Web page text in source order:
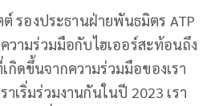
รองประธานฝ่ายพันธมิตร ATP
วามร่วมมือกับไฮเออร์สะท้อนถึง
ดขึ้นจากความร่วมมือของเรา
เริ่มร่วมงานกันในปี 2023 เรา